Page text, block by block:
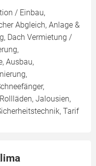
/ Einbau,
Abgleich, Anlage &
Dach Vermietung /
Ausbau,
Jalousien,
Tarif